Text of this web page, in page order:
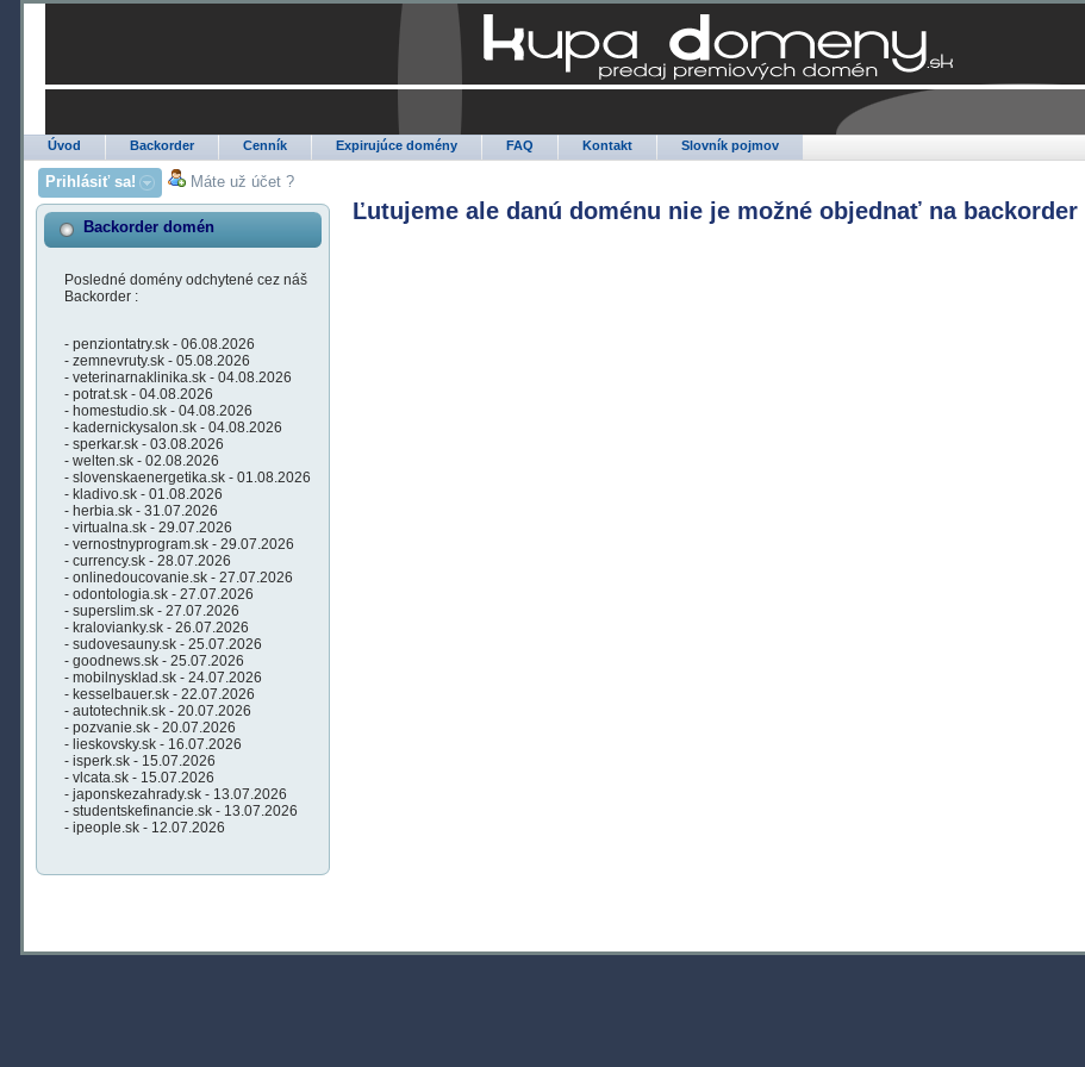
Úvod Backorder Cenník Expirujúce domény FAQ Kontakt Slovník pojmov
Prihlásiť sa! Máte už účet ?
Backorder domén
Posledné domény odchytené cez náš
Backorder :
- penziontatry.sk - 06.08.2026
- zemnevruty.sk - 05.08.2026
- veterinarnaklinika.sk - 04.08.2026
- potrat.sk - 04.08.2026
- homestudio.sk - 04.08.2026
- kadernickysalon.sk - 04.08.2026
- sperkar.sk - 03.08.2026
- welten.sk - 02.08.2026
- slovenskaenergetika.sk - 01.08.2026
- kladivo.sk - 01.08.2026
- herbia.sk - 31.07.2026
- virtualna.sk - 29.07.2026
- vernostnyprogram.sk - 29.07.2026
- currency.sk - 28.07.2026
- onlinedoucovanie.sk - 27.07.2026
- odontologia.sk - 27.07.2026
- superslim.sk - 27.07.2026
- kralovianky.sk - 26.07.2026
- sudovesauny.sk - 25.07.2026
- goodnews.sk - 25.07.2026
- mobilnysklad.sk - 24.07.2026
- kesselbauer.sk - 22.07.2026
- autotechnik.sk - 20.07.2026
- pozvanie.sk - 20.07.2026
- lieskovsky.sk - 16.07.2026
- isperk.sk - 15.07.2026
- vlcata.sk - 15.07.2026
- japonskezahrady.sk - 13.07.2026
- studentskefinancie.sk - 13.07.2026
- ipeople.sk - 12.07.2026
Ľutujeme ale danú doménu nie je možné objednať na backorder